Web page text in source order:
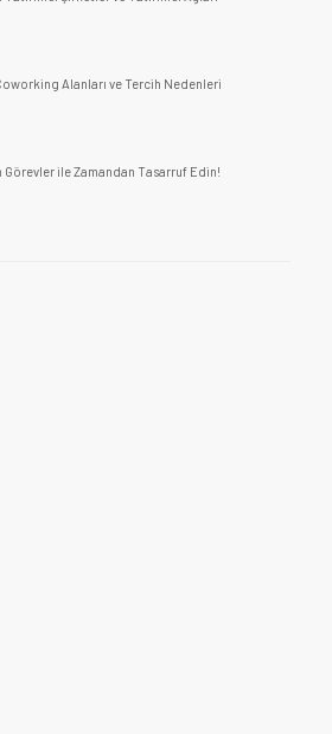
Alanları ve Tercih Nedenleri
Görevler ile Zamandan Tasarruf Edin!